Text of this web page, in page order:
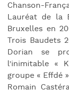
Chanson-
Lauréat de la
Bruxelles en
Trois Baudets
Dorian se
l’inimitable «
groupe « Effdé
Romain